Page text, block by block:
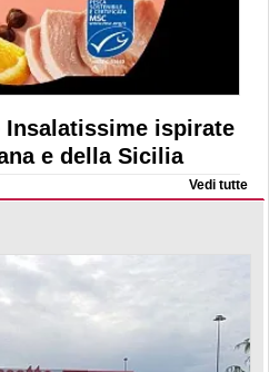
Insalatissime ispirate
e della Sicilia
Vedi tutte